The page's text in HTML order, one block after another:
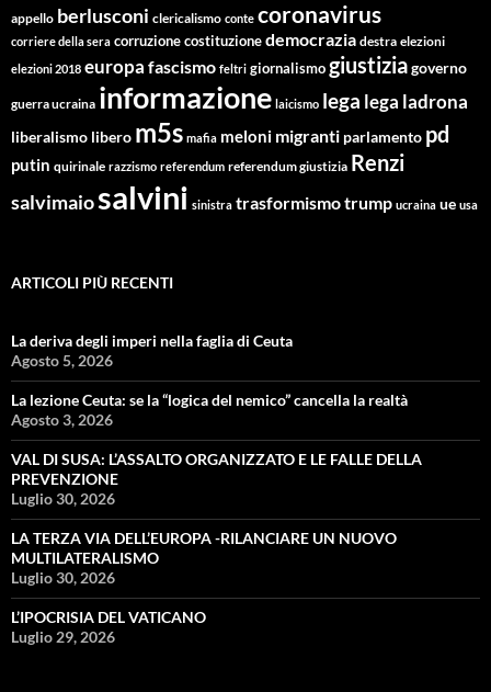
appello berlusconi clericalismo conte coronavirus
corriere della sera corruzionecostituzionedemocrazia destra elezioni
elezioni 2018 europa fascismo feltri giornalismogiustiziagoverno
guerra ucraina informazione laicismo lega lega ladrona
liberalismo libero m5s mafia meloni migranti parlamento pd
putin quirinale razzismo referendum referendum giustizia Renzi
salvimaiosalvini sinistra trasformismotrump ucraina ue usa
ARTICOLI PIÙ RECENTI
La deriva degli imperi nella faglia di Ceuta
Agosto 5, 2026
La lezione Ceuta: se la “logica del nemico” cancella la realtà
Agosto 3, 2026
VAL DI SUSA: L’ASSALTO ORGANIZZATO E LE FALLE DELLA
PREVENZIONE
Luglio 30, 2026
LA TERZA VIA DELL’EUROPA -RILANCIARE UN NUOVO
MULTILATERALISMO
Luglio 30, 2026
L’IPOCRISIA DEL VATICANO
Luglio 29, 2026